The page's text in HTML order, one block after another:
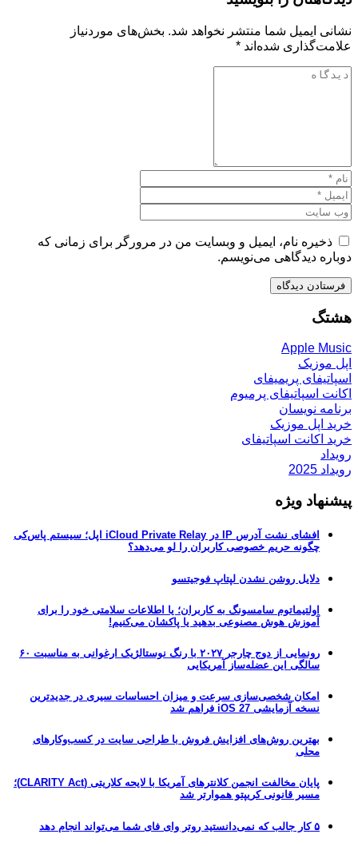
نشانی ایمیل شما منتشر نخواهد شد. بخش‌های موردنیاز
علامت‌گذاری شده‌اند *
ذخیره نام، ایمیل و وبسایت من در مرورگر برای زمانی که
دوباره دیدگاهی می‌نویسم.
هشتگ
Apple Music
اپل موزیک
اسپاتیفای پریمیفای
اکانت اسپاتیفای پرمیوم
برنامه نویسان
خرید اپل موزیک
خرید اکانت اسپاتیفای
رویداد
رویداد 2025
پیشنهاد ویژه
افشای نشت آدرس IP در iCloud Private Relay اپل؛ سیستم پاس‌کی
چگونه حریم خصوصی کاربران را لو می‌دهد؟
دلایل روشن نشدن لپتاپ فوجیتسو
اولتیماتوم سامسونگ به کاربران؛ یا اطلاعات سلامتی خود را برای
آموزش هوش مصنوعی بدهید یا پاکشان می‌کنیم!
رونمایی از دوج چارجر ۲۰۲۷ با رنگ نوستالژیک ارغوانی به مناسبت ۶۰
سالگی این عضله‌ساز آمریکایی
امکان شخصی‌سازی سرعت و میزان احساسات سیری در جدیدترین
نسخه آزمایشی iOS 27 فراهم شد
بهترین روش‌های افزایش فروش با طراحی سایت در کسب‌وکارهای
محلی
پایان مخالفت انجمن کلانترهای آمریکا با لایحه کلاریتی (CLARITY Act)؛
مسیر قانونی کریپتو هموارتر شد
۵ کار جالب که نمی‌دانستید روتر وای فای شما می‌تواند انجام دهد